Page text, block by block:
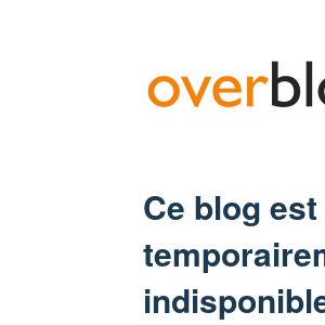
Ce blog est